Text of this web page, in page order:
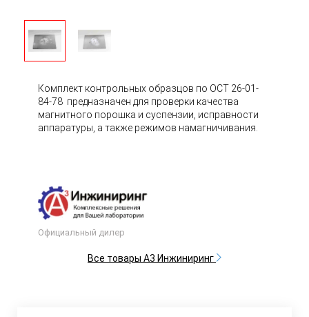
Комплект контрольных образцов по ОСТ 26-01-
84-78 предназначен для проверки качества
магнитного порошка и суспензии, исправности
аппаратуры, а также режимов намагничивания.
Официальный дилер
Все товары А3 Инжиниринг